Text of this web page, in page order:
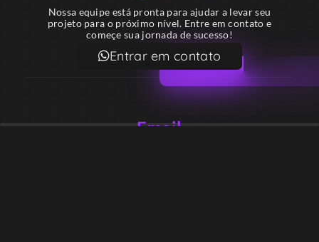
Nossa equipe está pronta para ajudar a levar seu
projeto para o próximo nível. Entre em contato e
começe sua jornada de sucesso!
Entrar em contato
Email